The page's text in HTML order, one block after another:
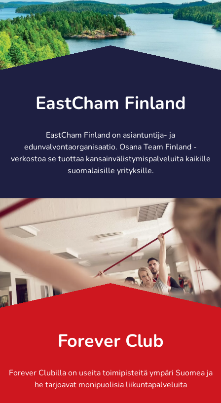
EastCham Finland
EastCham Finland on asiantuntija- ja
edunvalvontaorganisaatio. Osana Team Finland -
verkostoa se tuottaa kansainvälistymispalveluita kaikille
suomalaisille yrityksille.
Forever Club
Forever Clubilla on useita toimipisteitä ympäri Suomea ja
he tarjoavat monipuolisia liikuntapalveluita